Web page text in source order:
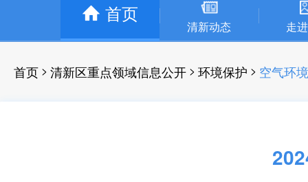
首页
清新动态 走
首页 > 清新区重点领域信息公开 > 环境保护 > 空气环